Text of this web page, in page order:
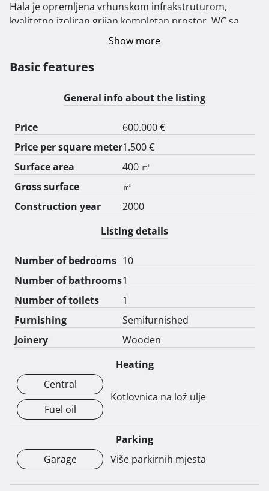
Hala je opremljena vrhunskom infrakstruturom,
kvalitetno izoliran grijan kompletan prostor, WC sa
kupaonom, blagavaona, 4 uredske prostorije.
Uredski prostor može se prenamjeniti u stan cca 50
Za pouzdanog partnera mogućnost dugoročnog
Za detaljne informacije kontakt isključivo 098 885 562
gospodin Matija.
Show more
Basic features
General info about the listing
Price
600.000 €
Price per square meter1.500 €
Surface area
400 ㎡
Gross surface
㎡
Construction year
2000
Listing details
Number of bedrooms 10
Number of bathrooms1
Number of toilets
1
Furnishing
Semifurnished
Joinery
Wooden
Heating
Central
Fuel oil
Kotlovnica na lož ulje
Parking
Garage
Više parkirnih mjesta